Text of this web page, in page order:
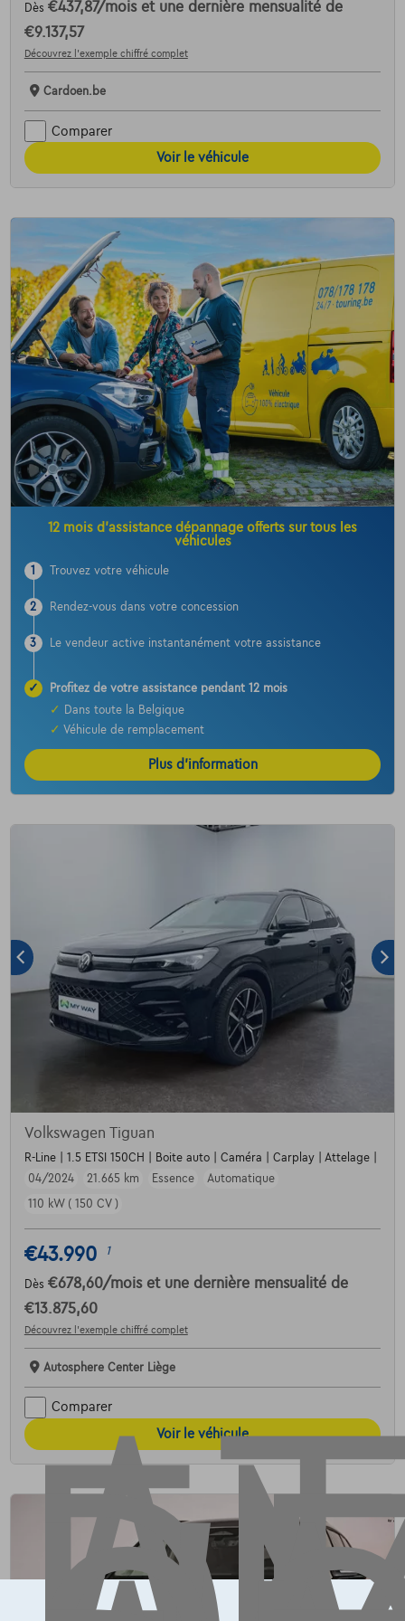
Dès €437,87/mois et une dernière mensualité de
€9.137,57
Découvrez l’exemple chiffré complet
Cardoen.be
Comparer
Voir le véhicule
12 mois d’assistance dépannage offerts sur tous les
véhicules
1 Trouvez votre véhicule
2 Rendez-vous dans votre concession
3 Le vendeur active instantanément votre assistance
✓
Profitez de votre assistance pendant 12 mois
✓
Dans toute la Belgique
✓ Véhicule de remplacement
Plus d’information
Volkswagen Tiguan
R-Line | 1.5 ETSI 150CH | Boite auto | Caméra | Carplay | Attelage |
04/2024
21.665 km Essence
Automatique
110 kW ( 150 CV )
€43.990 1
Dès €678,60/mois et une dernière mensualité de
€13.875,60
Découvrez l’exemple chiffré complet
Autosphere Center Liège
Comparer
Voir le véhicule